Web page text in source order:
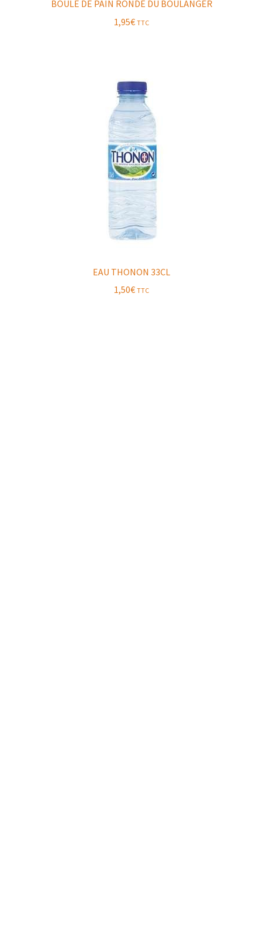
BOULE DE PAIN RONDE DU BOULANGER
1,95€ TTC
EAU THONON 33CL
1,50€ TTC